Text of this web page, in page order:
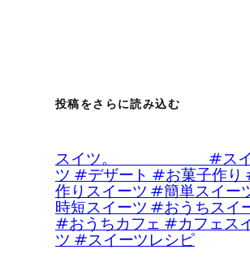
投稿をさらに読み込む
スイツ。 #スイ
ツ #デザート #お菓子作り
作りスイーツ #簡単スイー
時短スイーツ #おうちスイ
#おうちカフェ #カフェス
ツ #スイーツレシピ